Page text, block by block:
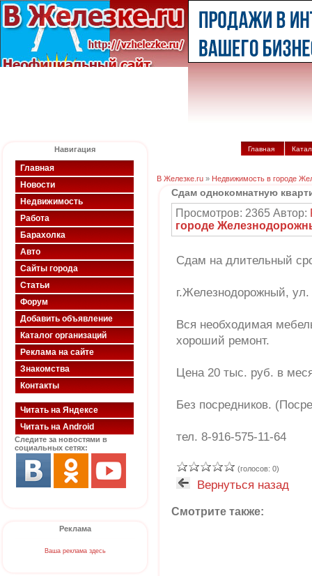
Навигация
Главная
Новости
Недвижимость
Работа
Барахолка
Авто
Сайты города
Статьи
Форум
Добавить объявление
Каталог организаций
Реклама на сайте
Знакомства
Контакты
Читать на Яндексе
Читать на Android
Следите за новостями в
социальных сетях:
Реклама
Ваша реклама здесь
Главная
В Железке.ru » Недвижимость в городе
Сдам однокомнатную
Просмотров: 2365 Автор:
городе
Сдам на длительный
г.Железнодорожный,
Вся необходимая
хороший ремонт.
Цена 20 тыс. руб. в
Без посредников.
тел. 8-916-575-11-64
(голосов: 0)
Вернуться назад
Смотрите также: